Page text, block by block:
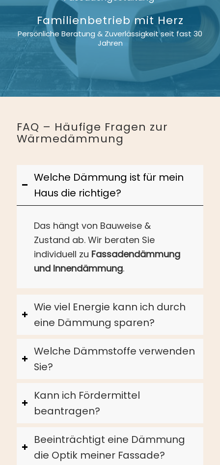
Familienbetrieb mit Herz
Persönliche Beratung & Zuverlässigkeit seit fast 30
Jahren
FAQ – Häufige Fragen zur
Wärmedämmung
Welche Dämmung ist für mein
Haus die richtige?
Das hängt von Bauweise &
Zustand ab. Wir beraten Sie
individuell zu Fassadendämmung
und Innendämmung.
Wie viel Energie kann ich durch
eine Dämmung sparen?
Welche Dämmstoffe verwenden
Sie?
Kann ich Fördermittel
beantragen?
Beeinträchtigt eine Dämmung
die Optik meiner Fassade?